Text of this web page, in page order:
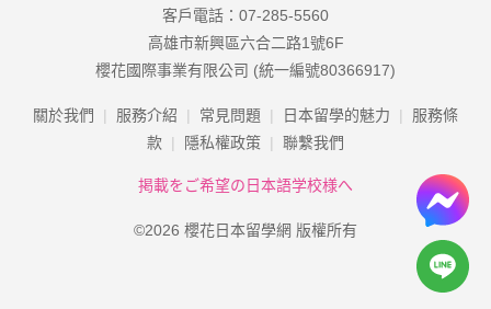
他のユーザーに成りすます行為
当社が許諾しない本サービス上での
宣伝，広告，勧誘，または営業行為
当社のサービスに関連して，反社会
的勢力に対して直接または間接に利
その他，当社が不適切と判断する行
為
客戶電話：07-285-5560
高雄市新興區六合二路1號6F
櫻花國際事業有限公司 (統一編號80366917)
關於我們 服務介紹 常見問題 日本留學的魅力
服務條
款
隱私權政策 聯繫我們
掲載をご希望の日本語学校様へ
©2026 櫻花日本留學網 版權所有